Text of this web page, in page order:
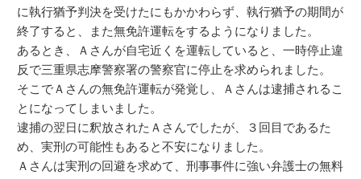
に執行猶予判決を受けたにもかかわらず、執行猶予の期間が
終了すると、また無免許運転をするようになりました。
あるとき、Ａさんが自宅近くを運転していると、一時停止違
反で三重県志摩警察署の警察官に停止を求められました。
そこでＡさんの無免許運転が発覚し、Ａさんは逮捕されるこ
とになってしまいました。
逮捕の翌日に釈放されたＡさんでしたが、３回目であるた
め、実刑の可能性もあると不安になりました。
Ａさんは実刑の回避を求めて、刑事事件に強い弁護士の無料